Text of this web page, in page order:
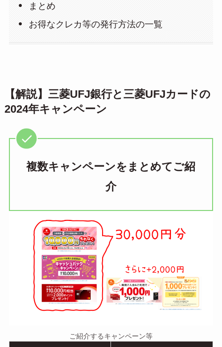
まとめ
お得なクレカ等の発行方法の一覧
【解説】三菱UFJ銀行と三菱UFJカードの
2024年キャンペーン
複数キャンペーンをまとめてご紹
介
ご紹介するキャンペーン等